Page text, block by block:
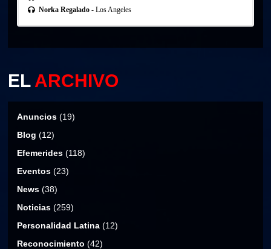
Norka Regalado- Los Angeles
ELARCHIVO
Anuncios (19)
Blog (12)
Efemerides (118)
Eventos (23)
News (38)
Noticias (259)
Personalidad Latina (12)
Reconocimiento (42)